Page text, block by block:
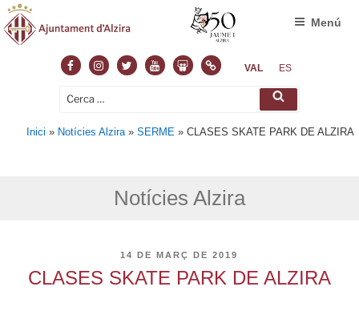
FacebookInstagram
TwitterYoutubeSlideshare
NormasVAL ES
Cerca: Cerca
Menú
Inici » Notícies Alzira »SERME »CLASES SKATE PARK DE ALZIRA
Notícies Alzira
PUBLICAT
14 DE MARÇ DE 2019
CLASES SKATE PARK DE ALZIRA